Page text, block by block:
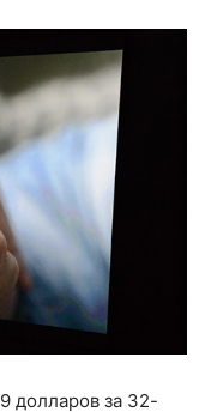
долларов за 32-